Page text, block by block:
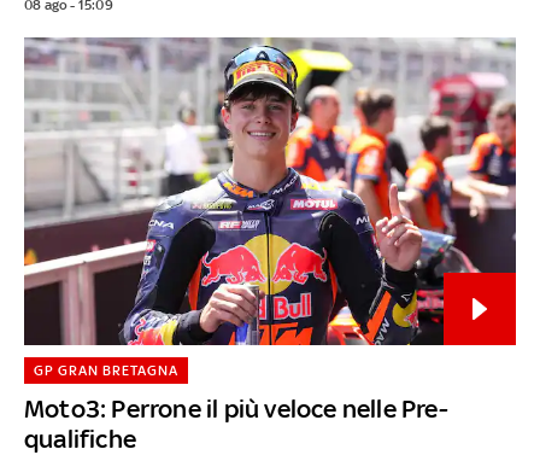
08 ago - 15:09
Moto3: Perrone il più veloce nelle Pre-
qualifiche
GP GRAN BRETAGNA